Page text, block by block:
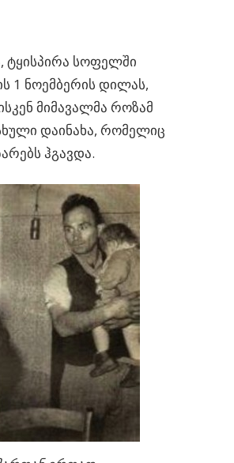
სოფელში
1 ნოემბერის დილას,
მიმავალმა როზამ
დაინახა, რომელიც
ჰგავდა.